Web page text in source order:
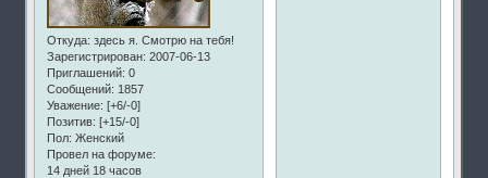
Откуда: здесь я. Смотрю на тебя!
Зарегистрирован: 2007-06-13
Приглашений: 0
Сообщений: 1857
Уважение: [+6/-0]
Позитив: [+15/-0]
Пол: Женский
Провел на форуме:
14 дней 18 часов